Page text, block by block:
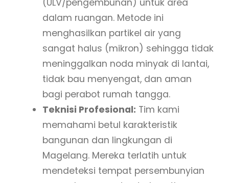
(ULV/pengembunan) untuk area
dalam ruangan. Metode ini
menghasilkan partikel air yang
sangat halus (mikron) sehingga tidak
meninggalkan noda minyak di lantai,
tidak bau menyengat, dan aman
bagi perabot rumah tangga.
Teknisi Profesional: Tim kami
memahami betul karakteristik
bangunan dan lingkungan di
Magelang. Mereka terlatih untuk
mendeteksi tempat persembunyian